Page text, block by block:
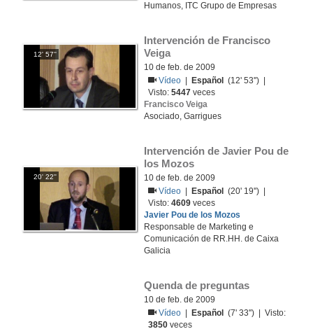
Humanos, ITC Grupo de Empresas
12' 57''
Intervención de Francisco
Veiga
10 de feb. de 2009
Vídeo
Español
(12' 53'') |
Visto:5447 veces
Francisco Veiga
Asociado, Garrigues
20' 22''
Intervención de Javier Pou de
los Mozos
10 de feb. de 2009
Vídeo
Español
(20' 19'') |
Visto:4609 veces
Javier Pou de los Mozos
Responsable de Marketing e
Comunicación de RR.HH. de Caixa
Galicia
Quenda de preguntas
10 de feb. de 2009
Vídeo
Español
(7' 33'') | Visto:
3850 veces